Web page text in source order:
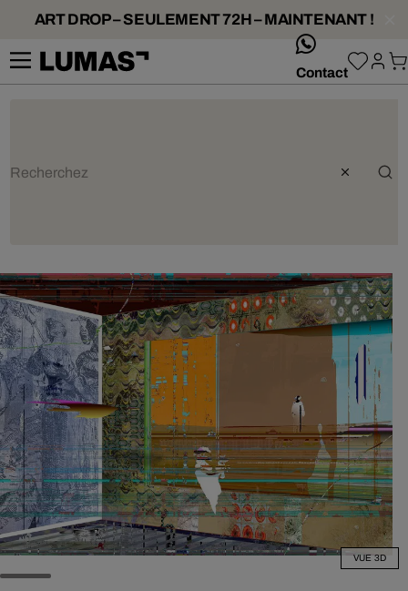
ART DROP – SEULEMENT 72H – MAINTENANT !
Contact
VUE 3D